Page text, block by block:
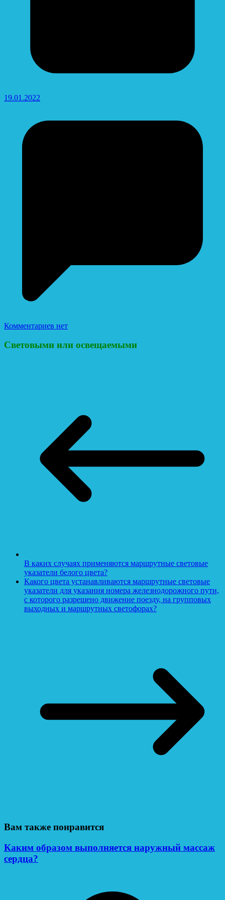
19.01.2022
Комментариев нет
Световыми или освещаемыми
В каких случаях применяются маршрутные световые
указатели белого цвета?
Какого цвета устанавливаются маршрутные световые
указатели для указания номера железнодорожного пути,
с которого разрешено движение поезду, на групповых
выходных и маршрутных светофорах?
Вам также понравится
Каким образом выполняется наружный массаж
сердца?